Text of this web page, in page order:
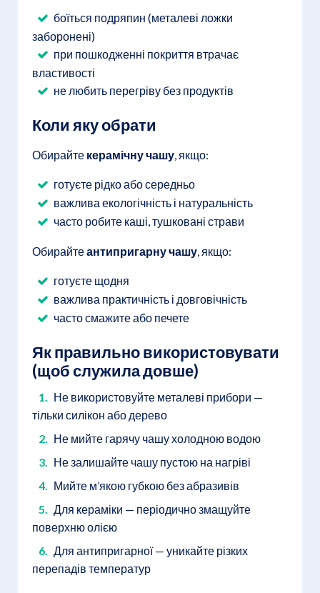
боїться подряпин (металеві ложки
заборонені)
при пошкодженні покриття втрачає
властивості
не любить перегріву без продуктів
Коли яку обрати
Обирайте керамічну чашу, якщо:
готуєте рідко або середньо
важлива екологічність і натуральність
часто робите каші, тушковані страви
Обирайтеантипригарну чашу, якщо:
готуєте щодня
важлива практичність і довговічність
часто смажите або печете
Як правильно використовувати
(щоб служила довше)
Не використовуйте металеві прибори —
тільки силікон або дерево
Не мийте гарячу чашу холодною водою
Не залишайте чашу пустою на нагріві
Мийте м’якою губкою без абразивів
Для кераміки — періодично змащуйте
поверхню олією
Для антипригарної — уникайте різких
перепадів температур